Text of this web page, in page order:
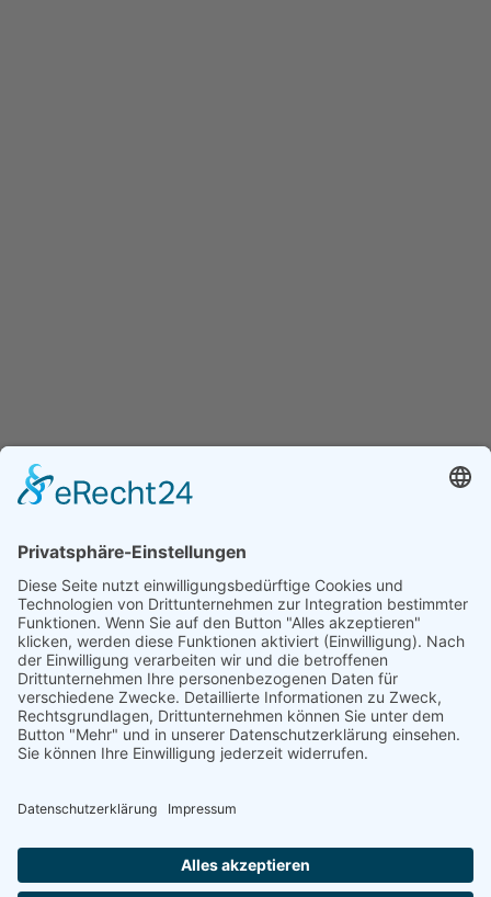
Lust auf mehr?
Weitere Second-Hand-Waren finden Sie vor Ort
im A&V Lager.
Ich freue mich auf Ihren Besuch.
Weimarische Str. 37
99099 Erfurt
Tel.: 0172 7883878
info@a-v-lager.de